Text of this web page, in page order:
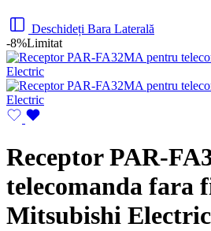
Deschideți Bara Laterală
-8%Limitat
Receptor PAR-
telecomanda fara
Mitsubishi Electric